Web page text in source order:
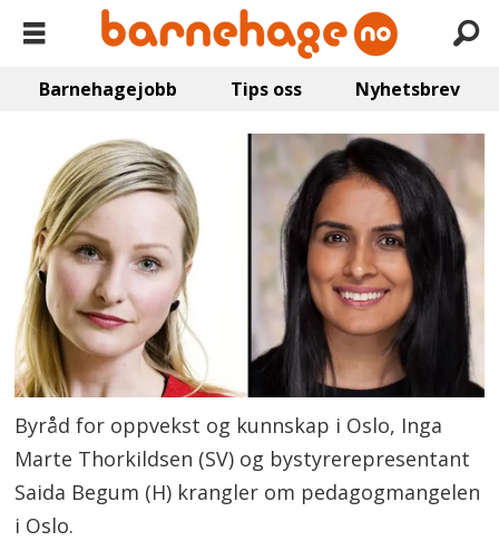
Barnehagejobb Tips oss Nyhetsbrev
Byråd for oppvekst og kunnskap i Oslo, Inga
Marte Thorkildsen (SV) og bystyrerepresentant
Saida Begum (H) krangler om pedagogmangelen
i Oslo.